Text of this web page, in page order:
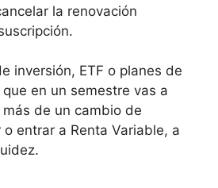
la renovación
inversión, ETF o planes de
en un semestre vas a
de un cambio de
entrar a Renta Variable, a